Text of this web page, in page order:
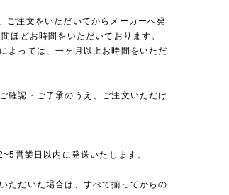
ご注文をいただいてからメーカーへ発
ほどお時間をいただいております。
よっては、一ヶ月以上お時間をいただ
確認・ご了承のうえ、ご注文いただけ
営業日以内に発送いたします。
ただいた場合は、すべて揃ってからの